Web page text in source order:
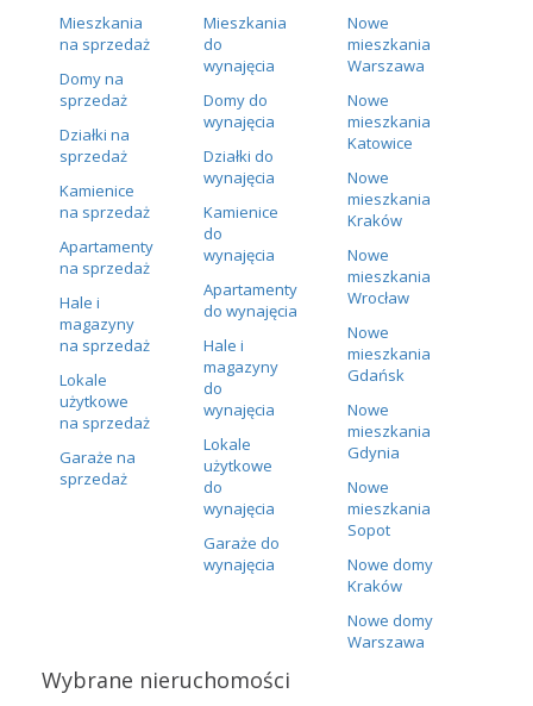
Mieszkania
na sprzedaż
Domy na
sprzedaż
Działki na
sprzedaż
Kamienice
na sprzedaż
Apartamenty
na sprzedaż
Hale i
magazyny
na sprzedaż
Lokale
użytkowe
na sprzedaż
Garaże na
sprzedaż
Mieszkania
do
wynajęcia
Domy do
wynajęcia
Działki do
wynajęcia
Kamienice
do
wynajęcia
Apartamenty
do wynajęcia
Hale i
magazyny
do
wynajęcia
Lokale
użytkowe
do
wynajęcia
Garaże do
wynajęcia
Nowe
mieszkania
Warszawa
Nowe
mieszkania
Katowice
Nowe
mieszkania
Kraków
Nowe
mieszkania
Wrocław
Nowe
mieszkania
Gdańsk
Nowe
mieszkania
Gdynia
Nowe
mieszkania
Sopot
Nowe domy
Kraków
Nowe domy
Warszawa
Wybrane nieruchomości